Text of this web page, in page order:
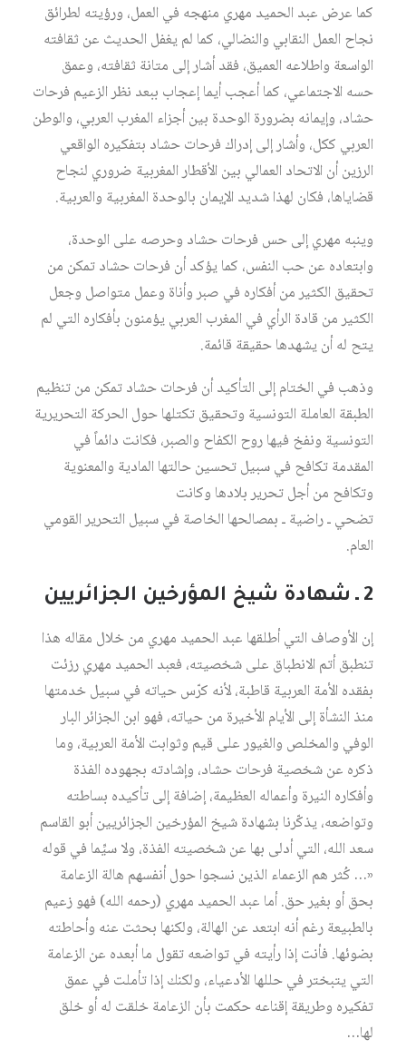
كما عرض عبد الحميد مهري منهجه في العمل، ورؤيته لطرائق
نجاح العمل النقابي والنضالي، كما لم يغفل الحديث عن ثقافته
الواسعة واطلاعه العميق، فقد أشار إلى متانة ثقافته، وعمق
حسه الاجتماعي، كما أعجب أيما إعجاب ببعد نظر الزعيم فرحات
حشاد، وإيمانه بضرورة الوحدة بين أجزاء المغرب العربي، والوطن
العربي ككل، وأشار إلى إدراك فرحات حشاد بتفكيره الواقعي
الرزين أن الاتحاد العمالي بين الأقطار المغربية ضروري لنجاح
قضاياها، فكان لهذا شديد الإيمان بالوحدة المغربية والعربية.
وينبه مهري إلى حس فرحات حشاد وحرصه على الوحدة،
وابتعاده عن حب النفس، كما يؤكد أن فرحات حشاد تمكن من
تحقيق الكثير من أفكاره في صبر وأناة وعمل متواصل وجعل
الكثير من قادة الرأي في المغرب العربي يؤمنون بأفكاره التي لم
يتح له أن يشهدها حقيقة قائمة.
وذهب في الختام إلى التأكيد أن فرحات حشاد تمكن من تنظيم
الطبقة العاملة التونسية وتحقيق تكتلها حول الحركة التحريرية
التونسية ونفخ فيها روح الكفاح والصبر، فكانت دائماً في
المقدمة تكافح في سبيل تحسين حالتها المادية والمعنوية
وتكافح من أجل تحرير بلادها وكانت
تضحي ـ راضية ـ بمصالحها الخاصة في سبيل التحرير القومي
العام.
2 ـ شهادة شيخ المؤرخين الجزائريين
إن الأوصاف التي أطلقها عبد الحميد مهري من خلال مقاله هذا
تنطبق أتم الانطباق على شخصيته، فعبد الحميد مهري رزئت
بفقده الأمة العربية قاطبة، لأنه كرّس حياته في سبيل خدمتها
منذ النشأة إلى الأيام الأخيرة من حياته، فهو ابن الجزائر البار
الوفي والمخلص والغيور على قيم وثوابت الأمة العربية، وما
ذكره عن شخصية فرحات حشاد، وإشادته بجهوده الفذة
وأفكاره النيرة وأعماله العظيمة، إضافة إلى تأكيده بساطته
وتواضعه، يذكّرنا بشهادة شيخ المؤرخين الجزائريين أبو القاسم
سعد الله، التي أدلى بها عن شخصيته الفذة، ولا سيِّما في قوله
«… كُثر هم الزعماء الذين نسجوا حول أنفسهم هالة الزعامة
بحق أو بغير حق. أما عبد الحميد مهري (رحمه الله) فهو زعيم
بالطبيعة رغم أنه ابتعد عن الهالة، ولكنها بحثت عنه وأحاطته
بضوئها. فأنت إذا رأيته في تواضعه تقول ما أبعده عن الزعامة
التي يتبختر في حللها الأدعياء، ولكنك إذا تأملت في عمق
تفكيره وطريقة إقناعه حكمت بأن الزعامة خلقت له أو خلق
لها…